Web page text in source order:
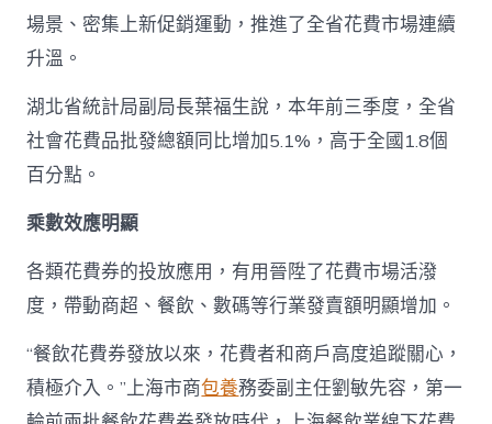
場景、密集上新促銷運動，推進了全省花費市場連續
升溫。
湖北省統計局副局長葉福生說，本年前三季度，全省
社會花費品批發總額同比增加5.1%，高于全國1.8個
百分點。
乘數效應明顯
各類花費券的投放應用，有用晉陞了花費市場活潑
度，帶動商超、餐飲、數碼等行業發賣額明顯增加。
“餐飲花費券發放以來，花費者和商戶高度追蹤關心，
積極介入。”上海市商包養務委副主任劉敏先容，第一